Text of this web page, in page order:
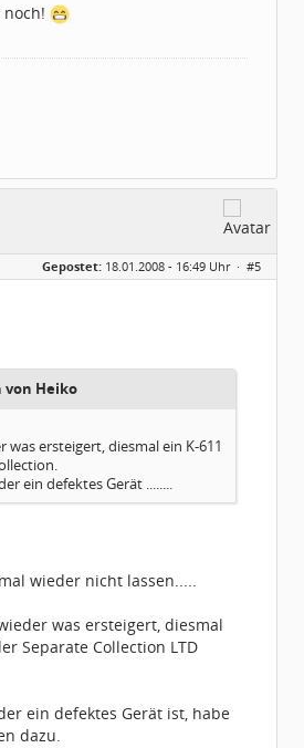
noch!
Gepostet: 18.01.2008 - 16:49 Uhr · #5
von Heiko
was ersteigert, diesmal ein K-611
ein defektes Gerät ........
wieder nicht lassen.....
was ersteigert, diesmal
Separate Collection LTD
ein defektes Gerät ist, habe
dazu.